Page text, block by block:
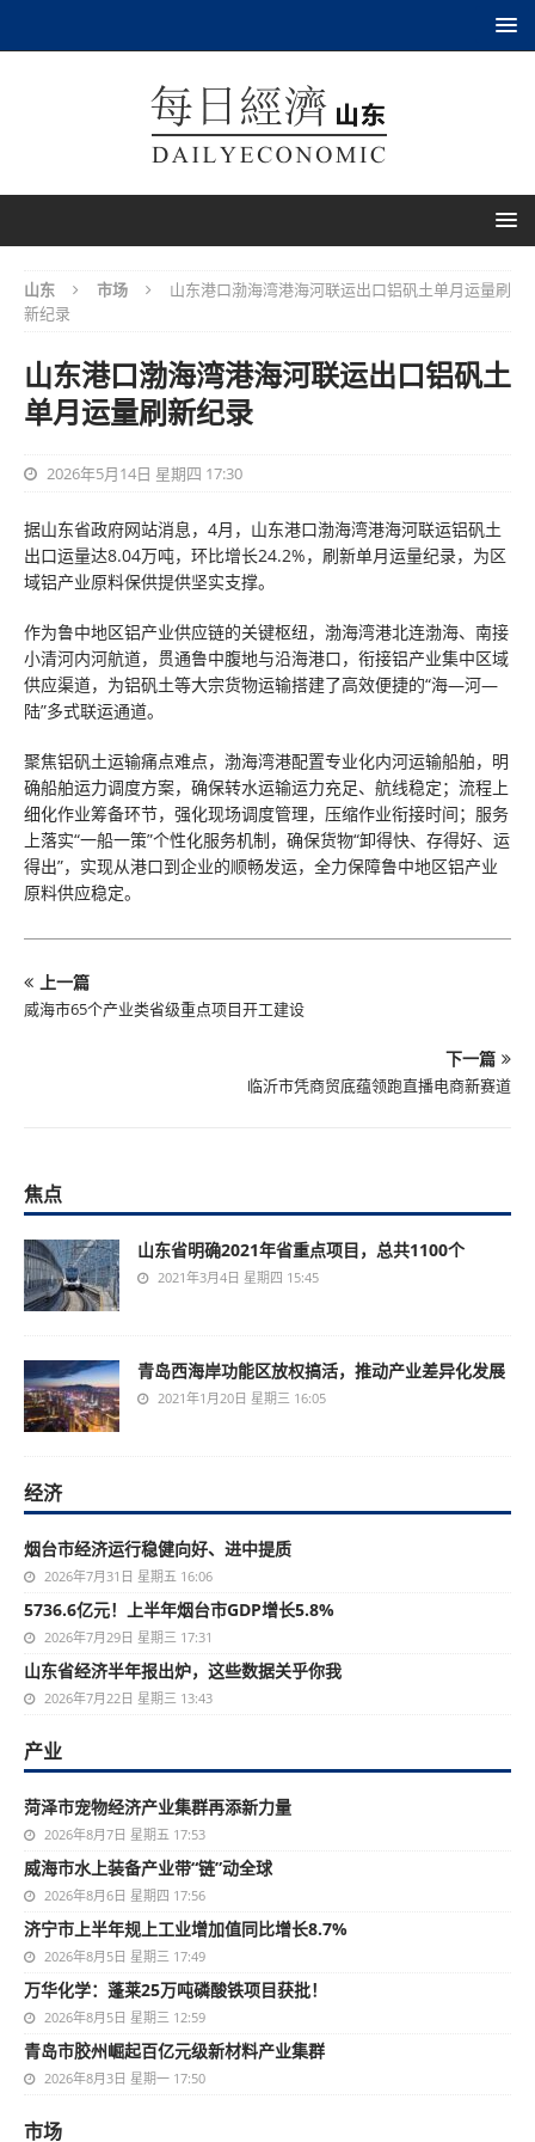
山东 市场
山东港口渤海湾港海河联运出口铝矾土单月运量刷
新纪录
山东港口渤海湾港海河联运出口铝矾土
单月运量刷新纪录
2026年5月14日 星期四 17:30
据山东省政府网站消息，4月，山东港口渤海湾港海河联运铝矾土
出口运量达8.04万吨，环比增长24.2%，刷新单月运量纪录，为区
域铝产业原料保供提供坚实支撑。
作为鲁中地区铝产业供应链的关键枢纽，渤海湾港北连渤海、南接
小清河内河航道，贯通鲁中腹地与沿海港口，衔接铝产业集中区域
供应渠道，为铝矾土等大宗货物运输搭建了高效便捷的“海—河—
陆”多式联运通道。
聚焦铝矾土运输痛点难点，渤海湾港配置专业化内河运输船舶，明
确船舶运力调度方案，确保转水运输运力充足、航线稳定；流程上
细化作业筹备环节，强化现场调度管理，压缩作业衔接时间；服务
上落实“一船一策”个性化服务机制，确保货物“卸得快、存得好、运
得出”，实现从港口到企业的顺畅发运，全力保障鲁中地区铝产业
原料供应稳定。
上一篇
威海市65个产业类省级重点项目开工建设
下一篇
临沂市凭商贸底蕴领跑直播电商新赛道
焦点
山东省明确2021年省重点项目，总共1100个
2021年3月4日 星期四 15:45
青岛西海岸功能区放权搞活，推动产业差异化发展
2021年1月20日 星期三 16:05
经济
烟台市经济运行稳健向好、进中提质
2026年7月31日 星期五 16:06
5736.6亿元！上半年烟台市GDP增长5.8%
2026年7月29日 星期三 17:31
山东省经济半年报出炉，这些数据关乎你我
2026年7月22日 星期三 13:43
产业
菏泽市宠物经济产业集群再添新力量
2026年8月7日 星期五 17:53
威海市水上装备产业带“链”动全球
2026年8月6日 星期四 17:56
济宁市上半年规上工业增加值同比增长8.7%
2026年8月5日 星期三 17:49
万华化学：蓬莱25万吨磷酸铁项目获批！
2026年8月5日 星期三 12:59
青岛市胶州崛起百亿元级新材料产业集群
2026年8月3日 星期一 17:50
市场